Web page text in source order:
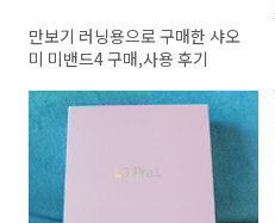
만보기 러닝용으로 구매한 샤오
미 미밴드4 구매,사용 후기